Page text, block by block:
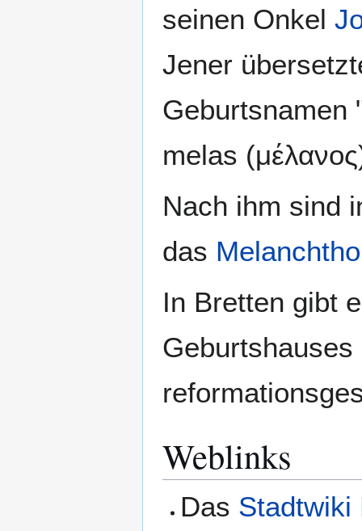
seinen Onkel
Jener
Geburtsnamen
melas
Nach ihm sind
das
In Bretten gibt
Weblinks
Das Stadtwiki